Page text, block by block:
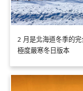
2 月是北海道冬季的
極度嚴寒冬日版本